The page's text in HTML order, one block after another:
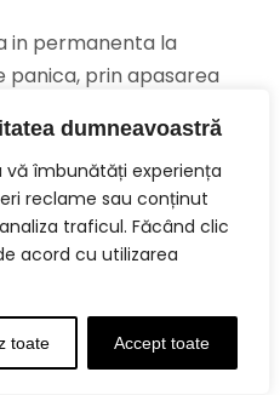
dumneavoastră
vă îmbunătăți experiența
reclame sau conținut
traficul. Făcând clic
acord cu utilizarea
toate Accept toate
in permanenta la
panica, prin apasarea
examinare;
opri in orice
solicita acest lucru.
reprezinta cea